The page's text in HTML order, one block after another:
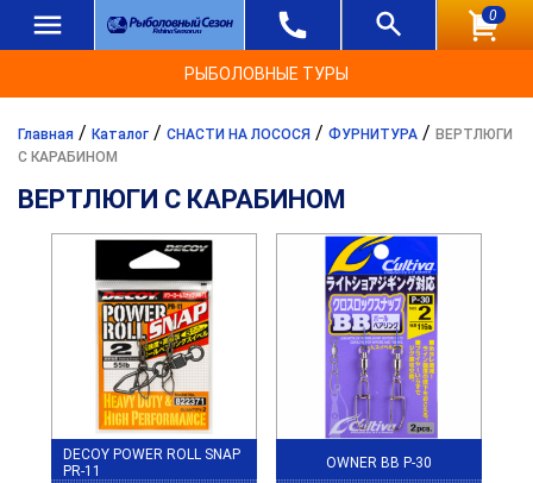
0
РЫБОЛОВНЫЕ ТУРЫ
Главная / Каталог / СНАСТИ НА ЛОСОСЯ / ФУРНИТУРА / ВЕРТЛЮГИ
С КАРАБИНОМ
ВЕРТЛЮГИ С КАРАБИНОМ
DECOY POWER ROLL SNAP
PR-11
OWNER BB P-30